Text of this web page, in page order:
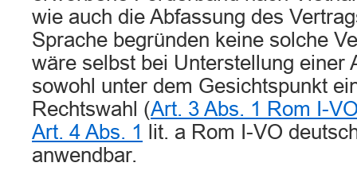
wie auch die Abfassung des
Sprache begründen keine solche
wäre selbst bei Unterstellung einer
sowohl unter dem Gesichtspunkt
Rechtswahl (Art. 3 Abs. 1 Rom I-
Art. 4 Abs. 1
lit. a Rom I-VO
anwendbar.